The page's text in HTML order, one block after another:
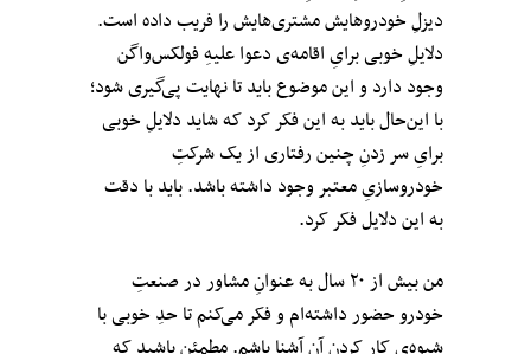
دیزلِ خودروهایش مشتری‌هایش را فریب داده است.
دلایلِ خوبی برایِ اقامه‌ی دعوا علیهِ فولکس‌واگن
وجود دارد و این موضوع باید تا نهایت پی‌گیری شود؛
با این‌حال باید به این فکر کرد که شاید دلایلِ خوبی
برایِ سر زدنِ چنین رفتاری از یک شرکتِ
خودروسازیِ معتبر وجود داشته باشد. باید با دقت
به این دلایل فکر کرد.
من بیش از ۲۰ سال به عنوانِ مشاور در صنعتِ
خودرو حضور داشته‌ام و فکر می‌کنم تا حدِ خوبی با